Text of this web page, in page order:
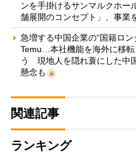
ンを手掛けるサンマルクホ
舗展開のコンセプト」、事業
急増する中国企業の“国籍ロ
Temu…本社機能を海外に移
う 現地人を隠れ蓑にした中
懸念も
関連記事
ランキング